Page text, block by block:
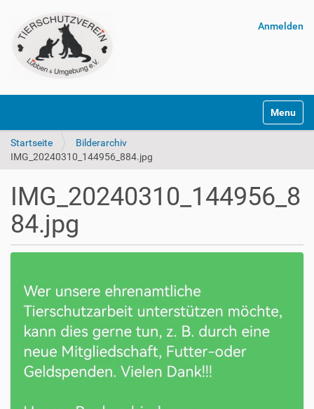
Anmelden
Startseite
Bilderarchiv
IMG_20240310_144956_884.jpg
IMG_20240310_144956_8
84.jpg